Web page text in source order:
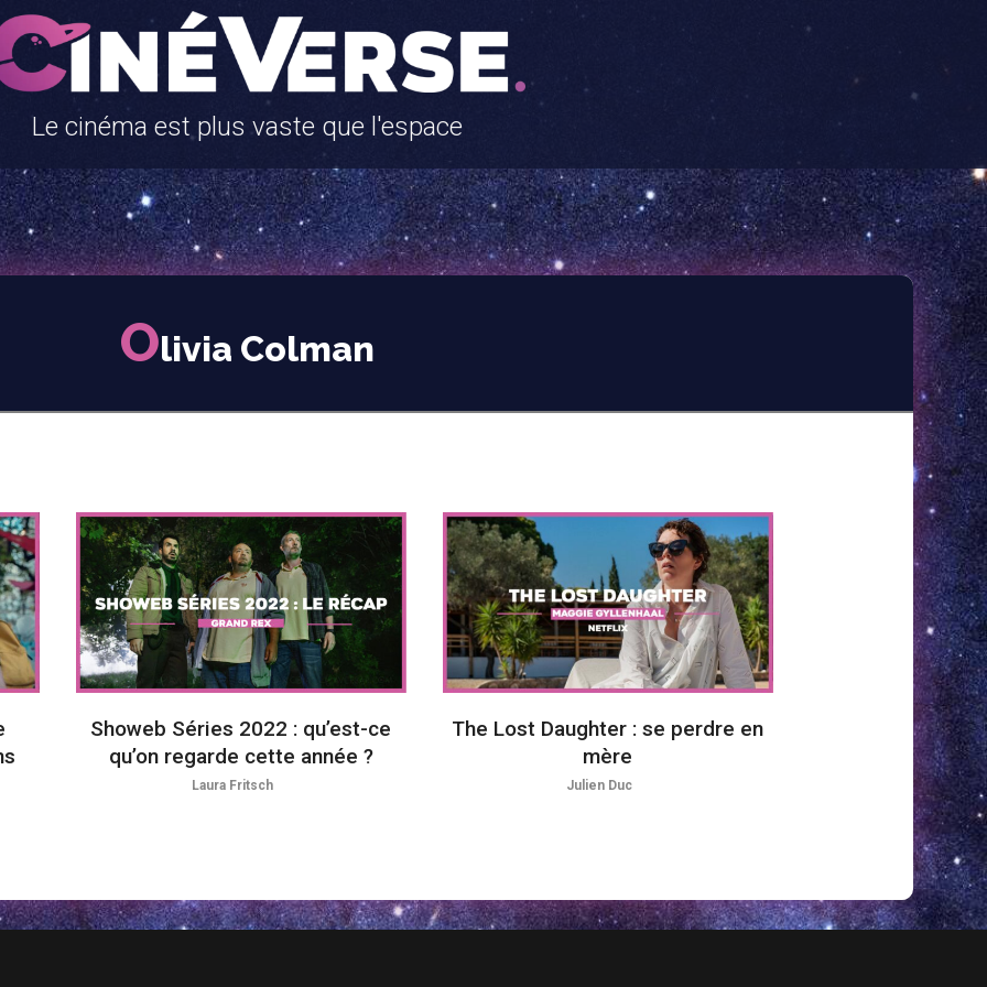
Le cinéma est plus vaste que l'espace
Olivia Colman
Showeb Séries 2022 : qu’est-ce
qu’on regarde cette année ?
Laura Fritsch
The Lost Daughter : se perdre en
mère
Julien Duc